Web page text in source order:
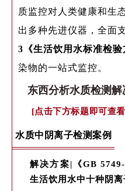
质监控对人类健康和生
出多种先进仪器，全面
3《生活饮用水标准检验
染物的一站式监控。
东西分析水质检测解
[点击下方标题即可查
水质中阴离子检测案例
解决方案|《GB
生活饮用水中十种阴离